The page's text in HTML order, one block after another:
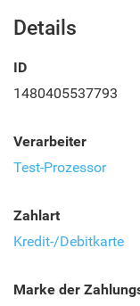
Details
ID
1480405537793
Verarbeiter
Test-Prozessor
Zahlart
Kredit-/Debitkarte
Marke der